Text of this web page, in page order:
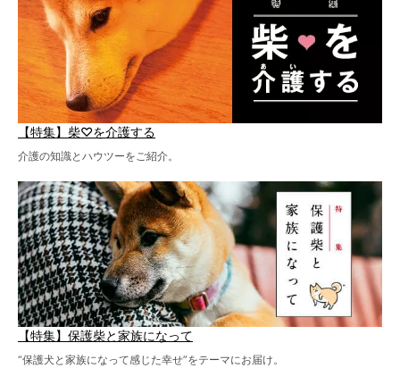
【特集】柴♡を介護する
介護の知識とハウツーをご紹介。
【特集】保護柴と家族になって
“保護犬と家族になって感じた幸せ”をテーマにお届け。